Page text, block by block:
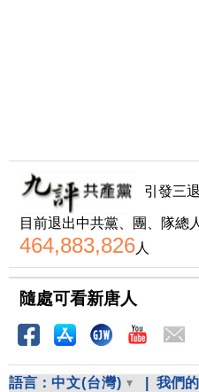
引發三
目前退出中共黨、團、隊總
464,883,826人
隨處可看新唐人
語言： 中文(台灣) 我們